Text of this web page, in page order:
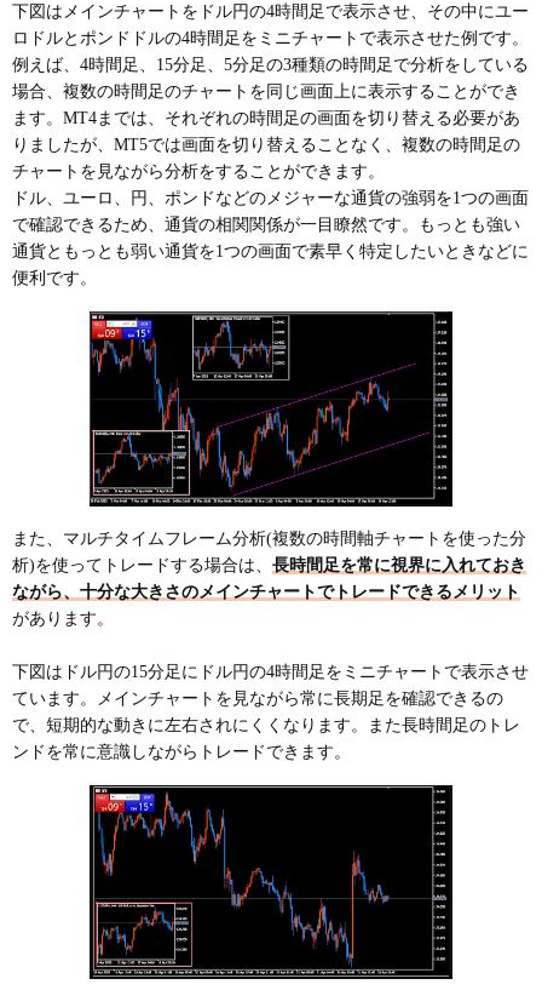
下図はメインチャートをドル円の4時間足で表示させ、その中にユー
ロドルとポンドドルの4時間足をミニチャートで表示させた例です。
例えば、4時間足、15分足、5分足の3種類の時間足で分析をしている
場合、複数の時間足のチャートを同じ画面上に表示することができ
ます。MT4までは、それぞれの時間足の画面を切り替える必要があ
りましたが、MT5では画面を切り替えることなく、複数の時間足の
チャートを見ながら分析をすることができます。
ドル、ユーロ、円、ポンドなどのメジャーな通貨の強弱を1つの画面
で確認できるため、通貨の相関関係が一目瞭然です。もっとも強い
通貨ともっとも弱い通貨を1つの画面で素早く特定したいときなどに
便利です。
また、マルチタイムフレーム分析(複数の時間軸チャートを使った分
析)を使ってトレードする場合は、 長時間足を常に視界に入れておき
ながら、十分な大きさのメインチャートでトレードできるメリット
があります。
下図はドル円の15分足にドル円の4時間足をミニチャートで表示させ
ています。メインチャートを見ながら常に長期足を確認できるの
で、短期的な動きに左右されにくくなります。また長時間足のトレ
ンドを常に意識しながらトレードできます。